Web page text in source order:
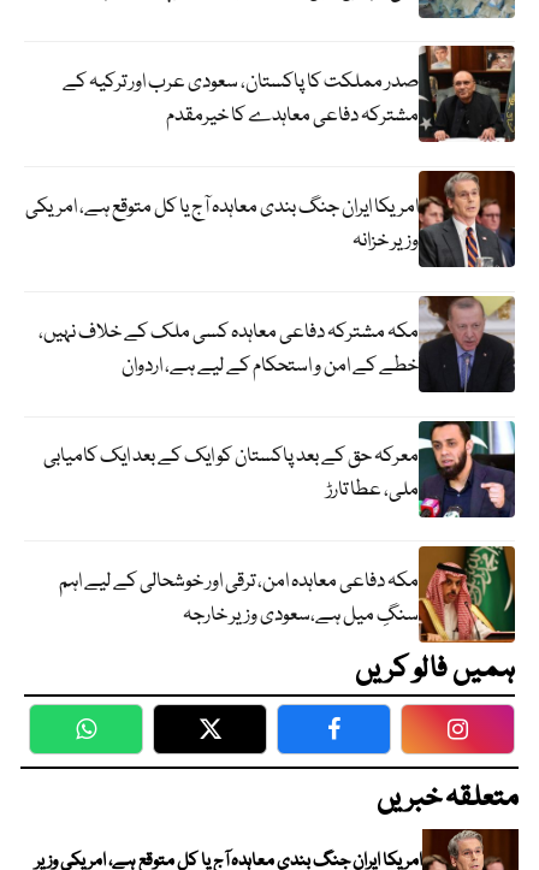
صدر مملکت کا پاکستان، سعودی عرب اور ترکیہ کے
مشترکہ دفاعی معاہدے کا خیرمقدم
امریکا ایران جنگ بندی معاہدہ آج یا کل متوقع ہے، امریکی
وزیر خزانہ
مکہ مشترکہ دفاعی معاہدہ کسی ملک کے خلاف نہیں،
خطے کے امن و استحکام کے لیے ہے، اردوان
معرکہ حق کے بعد پاکستان کو ایک کے بعد ایک کامیابی
ملی، عطا تارڑ
مکہ دفاعی معاہدہ امن، ترقی اور خوشحالی کے لیے اہم
سنگِ میل ہے،سعودی وزیر خارجہ
ہمیں فالو کریں
WhatsApp Twitter Facebook
متعلقہ خبریں
امریکا ایران جنگ بندی معاہدہ آج یا کل متوقع ہے، امریکی وزیر